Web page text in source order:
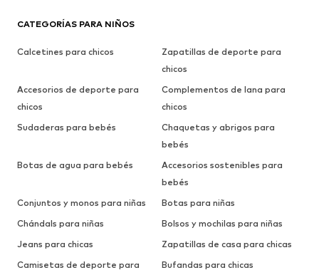
CATEGORÍAS PARA NIÑOS
Calcetines para chicos
Zapatillas de deporte para
chicos
Accesorios de deporte para
chicos
Complementos de lana para
chicos
Sudaderas para bebés
Chaquetas y abrigos para
bebés
Botas de agua para bebés
Accesorios sostenibles para
bebés
Conjuntos y monos para niñas
Botas para niñas
Chándals para niñas
Bolsos y mochilas para niñas
Jeans para chicas
Zapatillas de casa para chicas
Camisetas de deporte para
Bufandas para chicas